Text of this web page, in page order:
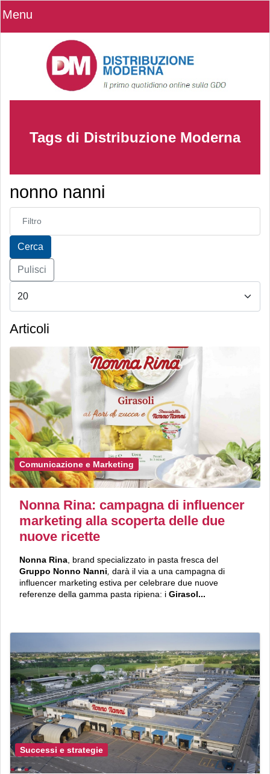
Menu
Tags di Distribuzione Moderna
nonno nanni
Inserisci parte del titolo
Cerca
Pulisci
Articoli
Comunicazione e Marketing
Nonna Rina: campagna di influencer
marketing alla scoperta delle due
nuove ricette
Nonna Rina , brand specializzato in pasta fresca del
Gruppo Nonno Nanni darà il via a una campagna di
influencer marketing estiva per celebrare due nuove
referenze della gamma pasta ripiena: i Girasol...
Successi e strategie